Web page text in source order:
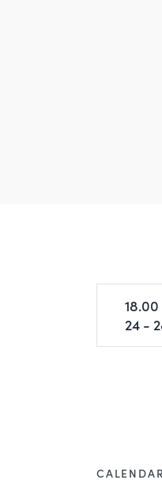
24 -
CALENDAR